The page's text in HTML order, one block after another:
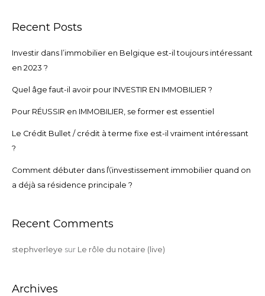
Recent Posts
Investir dans l’immobilier en Belgique est-il toujours intéressant
en 2023 ?
Quel âge faut-il avoir pour INVESTIR EN IMMOBILIER ?
Pour RÉUSSIR en IMMOBILIER, se former est essentiel
Le Crédit Bullet / crédit à terme fixe est-il vraiment intéressant
?
Comment débuter dans l\’investissement immobilier quand on
a déjà sa résidence principale ?
Recent Comments
stephverleye sur Le rôle du notaire (live)
Archives